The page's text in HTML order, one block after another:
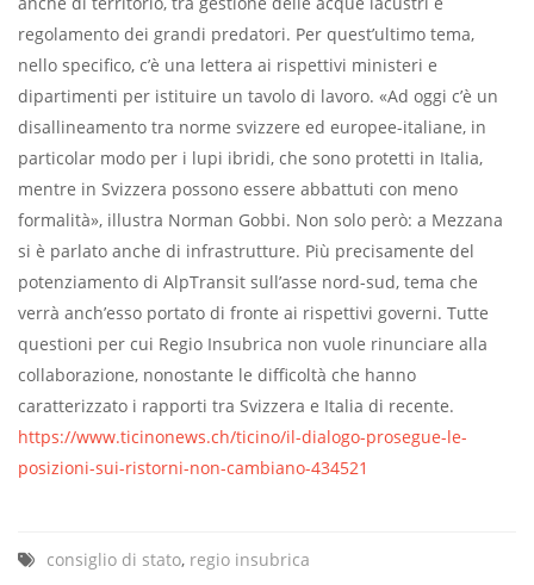
regolamento dei grandi predatori. Per quest’ultimo tema,
nello specifico, c’è una lettera ai rispettivi ministeri e
dipartimenti per istituire un tavolo di lavoro. «Ad oggi c’è un
disallineamento tra norme svizzere ed europee-italiane, in
particolar modo per i lupi ibridi, che sono protetti in Italia,
mentre in Svizzera possono essere abbattuti con meno
formalità», illustra Norman Gobbi. Non solo però: a Mezzana
si è parlato anche di infrastrutture. Più precisamente del
potenziamento di AlpTransit sull’asse nord-sud, tema che
verrà anch’esso portato di fronte ai rispettivi governi. Tutte
questioni per cui Regio Insubrica non vuole rinunciare alla
collaborazione, nonostante le difficoltà che hanno
caratterizzato i rapporti tra Svizzera e Italia di recente.
https://www.ticinonews.ch/ticino/il-dialogo-prosegue-le-
posizioni-sui-ristorni-non-cambiano-434521
consiglio di stato, regio insubrica